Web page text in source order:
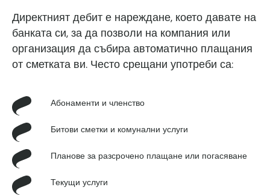
Директният дебит е нареждане, което давате на
банката си, за да позволи на компания или
организация да събира автоматично плащания
от сметката ви. Често срещани употреби са:
Абонаменти и членство
Битови сметки и комунални услуги
Планове за разсрочено плащане или погасяване
Текущи услуги